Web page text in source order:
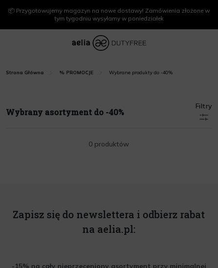
📦 Przygotowujemy magazyn na nowe dostawy! Zamówienia złożone w
tym tygodniu wysyłamy w poniedziałek
Strona Główna % PROMOCJE Wybrane produkty do -40%
Wybrany asortyment do -40%
Filtry
0 produktów
Zapisz się do newslettera i odbierz rabat
na aelia.pl:
-15% na cały nieprzeceniony asortyment przy minimalnej